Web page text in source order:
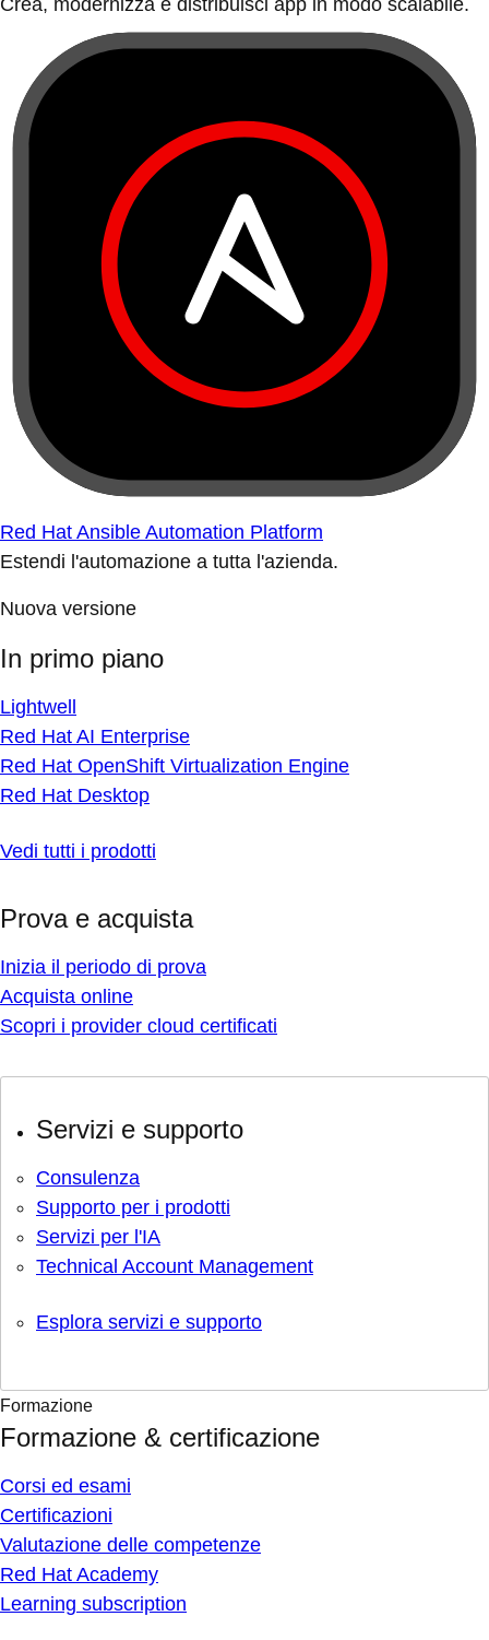
Crea, modernizza e distribuisci app in modo scalabile.
Red Hat Ansible Automation Platform
Estendi l'automazione a tutta l'azienda.
Nuova versione
In primo piano
Lightwell
Red Hat AI Enterprise
Red Hat OpenShift Virtualization Engine
Red Hat Desktop
Vedi tutti i prodotti
Prova e acquista
Inizia il periodo di prova
Acquista online
Scopri i provider cloud certificati
Servizi e supporto
Consulenza
Supporto per i prodotti
Servizi per l'IA
Technical Account Management
Esplora servizi e supporto
Formazione
Formazione & certificazione
Corsi ed esami
Certificazioni
Valutazione delle competenze
Red Hat Academy
Learning subscription